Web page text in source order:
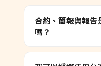
合約、簡報與報告
嗎？